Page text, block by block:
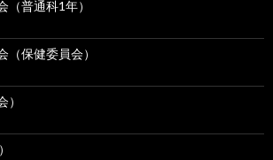
普通科1年）
（保健委員会）